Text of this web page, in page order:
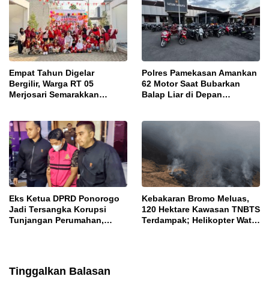
Empat Tahun Digelar
Bergilir, Warga RT 05
Merjosari Semarakkan
Polres Pamekasan Amankan
62 Motor Saat Bubarkan
Balap Liar di Depan
Eks Ketua DPRD Ponorogo
Jadi Tersangka Korupsi
Tunjangan Perumahan,
Kebakaran Bromo Meluas,
120 Hektare Kawasan TNBTS
Terdampak; Helikopter Water
Tinggalkan Balasan